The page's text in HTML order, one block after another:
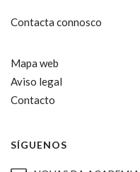
Contacta connosco
Mapa web
Aviso legal
Contacto
SÍGUENOS